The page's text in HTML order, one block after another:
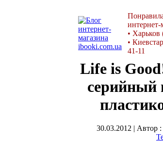
интернет-
• Харьков
•
41-11
Life is
серийный
30.03.2012 | Автор